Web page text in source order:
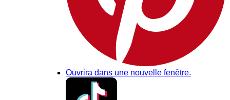
Ouvrira dans une nouvelle fenêtre.